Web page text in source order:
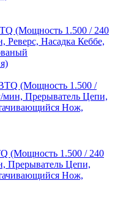
(Мощность 1.500 / 240
Реверс, Насадка Кеббе,
(Мощность 1.500 / 240
Прерыватель Цепи,
Нож,